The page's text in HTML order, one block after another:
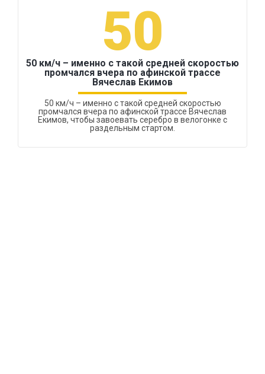
50
50 км/ч – именно с такой средней скоростью
промчался вчера по афинской трассе
Вячеслав Екимов
50 км/ч – именно с такой средней скоростью
промчался вчера по афинской трассе Вячеслав
Екимов, чтобы завоевать серебро в велогонке с
раздельным стартом.